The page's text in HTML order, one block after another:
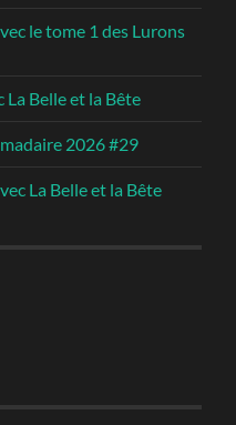
le tome 1 des Lurons
La Belle et la Bête
2026 #29
La Belle et la Bête